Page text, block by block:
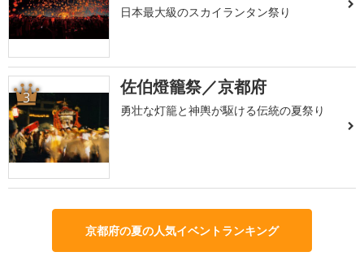
日本最大級のスカイランタン祭り
3 佐伯燈籠祭／京都府
勇壮な灯籠と神輿が駆ける伝統の夏祭り
京都府の夏の人気イベントランキング